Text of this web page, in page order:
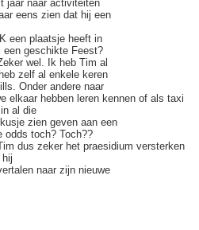
jaar naar activiteiten
eens zien dat hij een
een plaatsje heeft in
geschikte Feest?
wel. Ik heb Tim al
zelf al enkele keren
Onder andere naar
elkaar hebben leren kennen of als taxi
al die
zien geven aan een
odds toch? Toch??
dus zeker het praesidium versterken
naar zijn nieuwe